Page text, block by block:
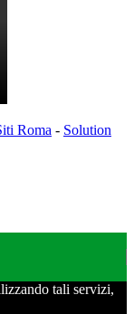
Roma - Solution
tali servizi,